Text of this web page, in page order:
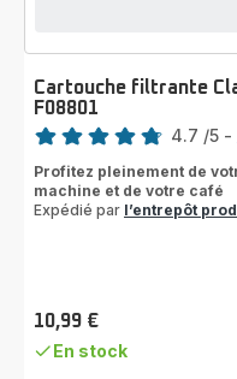
Cartouche filtrante
F08801
Note
4.7 /5 -
Profitez pleinement de
machine et de votre café
Expédié par l’entrepôt
Prix
10,99 €
En stock